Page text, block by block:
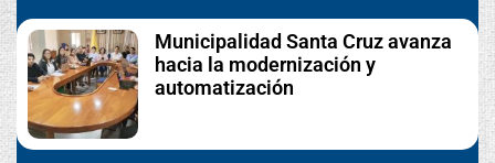
Municipalidad Santa Cruz avanza
hacia la modernización y
automatización